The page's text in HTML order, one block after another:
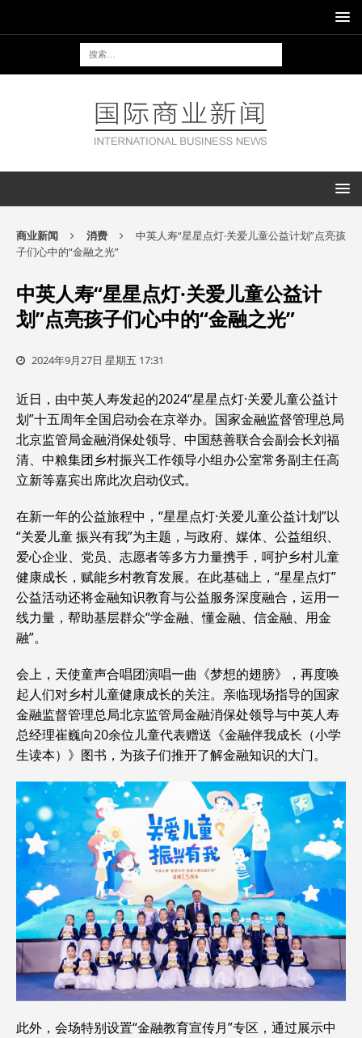
商业新闻 消费
中英人寿“星星点灯·关爱儿童公益计划”点亮孩
子们心中的“金融之光”
中英人寿“星星点灯·关爱儿童公益计
划”点亮孩子们心中的“金融之光”
2024年9月27日 星期五 17:31
近日，由中英人寿发起的2024“星星点灯·关爱儿童公益计
划”十五周年全国启动会在京举办。国家金融监督管理总局
北京监管局金融消保处领导、中国慈善联合会副会长刘福
清、中粮集团乡村振兴工作领导小组办公室常务副主任高
立新等嘉宾出席此次启动仪式。
在新一年的公益旅程中，“星星点灯·关爱儿童公益计划”以
“关爱儿童 振兴有我”为主题，与政府、媒体、公益组织、
爱心企业、党员、志愿者等多方力量携手，呵护乡村儿童
健康成长，赋能乡村教育发展。在此基础上，“星星点灯”
公益活动还将金融知识教育与公益服务深度融合，运用一
线力量，帮助基层群众“学金融、懂金融、信金融、用金
融”。
会上，天使童声合唱团演唱一曲《梦想的翅膀》，再度唤
起人们对乡村儿童健康成长的关注。亲临现场指导的国家
金融监督管理总局北京监管局金融消保处领导与中英人寿
总经理崔巍向20余位儿童代表赠送《金融伴我成长（小学
生读本）》图书，为孩子们推开了解金融知识的大门。
此外，会场特别设置“金融教育宣传月”专区，通过展示中